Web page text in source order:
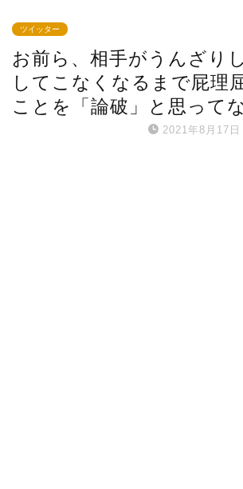
ツイッター
お前ら、相手がうんざり
してこなくなるまで屁理
ことを「論破」と思って
2021年8月17日